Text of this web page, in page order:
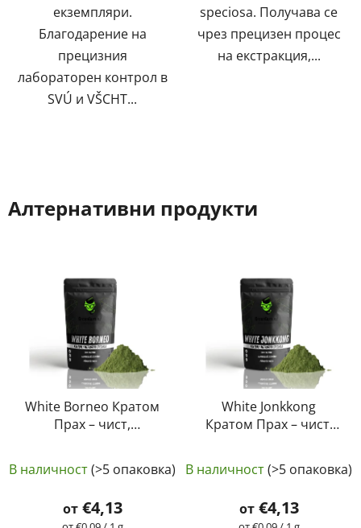
екземпляри.
Благодарение на
прецизния
лабораторен контрол в
SVÚ и VŠCHT...
speciosa. Получава се
чрез прецизен процес
на екстракция,...
Алтернативни продукти
White Borneo Кратом
Прах – чист,
| GreenGuru
оценка
на
продукта
В наличност(>5 опаковка)
от€4,13
White Jonkkong
Кратом Прах – чист,
| GreenGuru
оценка
на
продукта
В наличност(>5 опаковка)
от€4,13